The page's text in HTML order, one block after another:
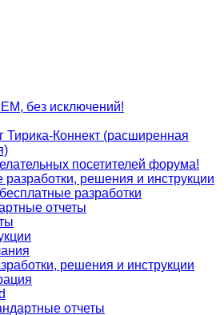
без исключений!
Тирика-Коннект (расширенная
посетителей форума!
разработки, решения и инструкции
разработки
отчеты
решения и инструкции
отчеты